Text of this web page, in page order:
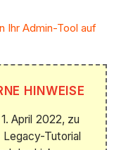
Ihr Admin-Tool auf
HINWEISE
April 2022, zu
Tutorial